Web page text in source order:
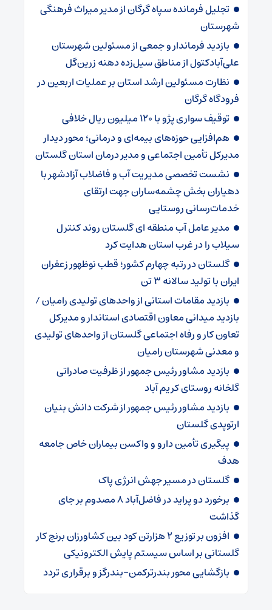
تجلیل فرمانده سپاه گرگان از مدیر میراث فرهنگی
شهرستان
بازدید فرماندار و جمعی از مسئولین شهرستان
علی‌آبادکتول از مناطق سیل‌زده دهنه زرین‌گل
نظارت مسئولین ارشد استان بر عملیات اربعین در
فرودگاه گرگان
توقیف سواری پژو با ۱۲۰ میلیون ریال خلافی
هم‌افزایی حوزه‌های بیمه‌ای و درمانی؛ محور دیدار
مدیرکل تأمین اجتماعی و مدیر درمان استان گلستان
نشست تخصصی مدیریت آب و فاضلاب آزادشهر با
دهیاران بخش چشمه‌ساران جهت ارتقای
خدمات‌رسانی روستایی
مدیر عامل آب منطقه ای گلستان روند کنترل
سیلاب را در غرب استان هدایت کرد
گلستان در رتبه چهارم کشور؛ قطب نوظهور زعفران
ایران با تولید سالانه ۳ تن
بازدید مقامات استانی از واحدهای تولیدی رامیان /
بازدید میدانی معاون اقتصادی استاندار و مدیرکل
تعاون کار و رفاه اجتماعی گلستان از واحدهای تولیدی
و معدنی شهرستان رامیان
بازدید مشاور رئیس جمهور از ظرفیت صادراتی
گلخانه روستای کریم آباد
بازدید مشاور رئیس جمهور از شرکت دانش بنیان
ارتوپدی گلستان
پیگیری تأمین دارو و واکسن بیماران خاص جامعه
هدف
گلستان در مسیر جهش انرژی پاک
برخورد دو پراید در فاضل‌آباد ۸ مصدوم بر جای
گذاشت
افزون بر توزیع ۲ هزارتن کود بین کشاورزان برنج کار
گلستانی بر اساس سیستم پایش الکترونیکی
بازگشایی محور بندرترکمن–بندرگز و برقراری تردد